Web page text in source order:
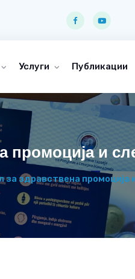
Услуги Публикации
промоција и
за здравствена промоција